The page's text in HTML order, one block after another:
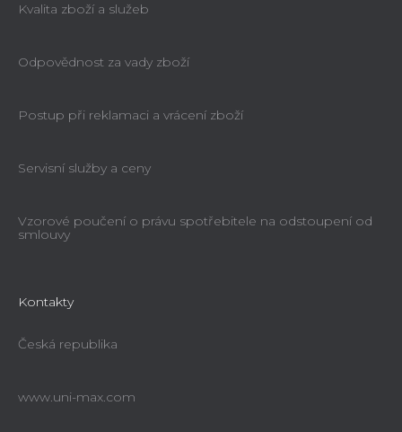
Kvalita zboží a služeb
Odpovědnost za vady zboží
Postup při reklamaci a vrácení zboží
Servisní služby a ceny
Vzorové poučení o právu spotřebitele na odstoupení od
smlouvy
Kontakty
Česká republika
www.uni-max.com